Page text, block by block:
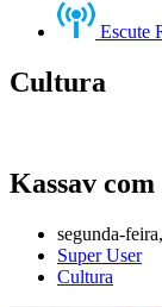
Escute
Cultura
Kassav
segunda-
Super User
Cultura